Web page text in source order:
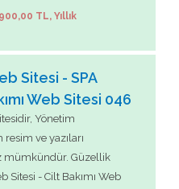
TL, Yıllık
Sitesi - SPA
Web Sitesi 046
Yönetim
ve yazıları
mümkündür. Güzellik
Sitesi - Cilt Bakımı Web